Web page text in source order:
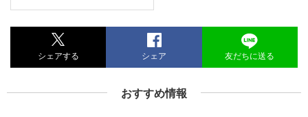
シェアする シェア 友だちに送る
おすすめ情報